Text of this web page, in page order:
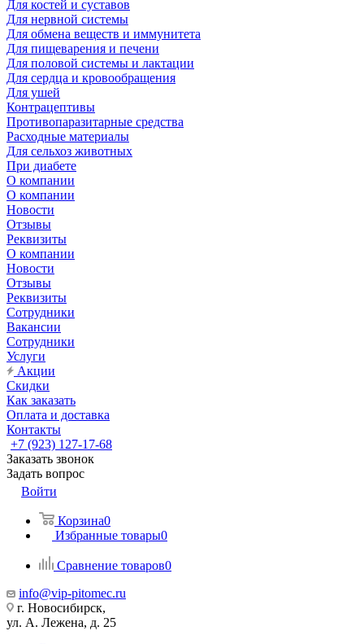
Для костей и суставов
Для нервной системы
Для обмена веществ и иммунитета
Для пищеварения и печени
Для половой системы и лактации
Для сердца и кровообращения
Для ушей
Контрацептивы
Противопаразитарные средства
Расходные материалы
Для сельхоз животных
При диабете
О компании
О компании
Новости
Отзывы
Реквизиты
О компании
Новости
Отзывы
Реквизиты
Сотрудники
Вакансии
Сотрудники
Услуги
Акции
Скидки
Как заказать
Оплата и доставка
Контакты
+7 (923) 127-17-68
Заказать звонок
Задать вопрос
Войти
Корзина0
Избранные товары0
Сравнение товаров0
info@vip-pitomec.ru
г. Новосибирск,
ул. А. Лежена, д. 25